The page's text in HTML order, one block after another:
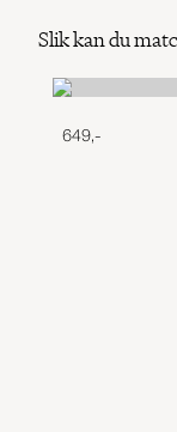
Slik kan du
649,-